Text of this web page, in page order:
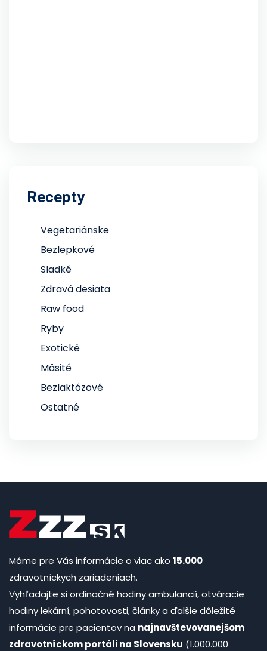
Recepty
Vegetariánske
Bezlepkové
Sladké
Zdravá desiata
Raw food
Ryby
Exotické
Mäsité
Bezlaktózové
Ostatné
Máme pre Vás informácie o viac ako 15.000
zdravotníckych zariadeniach.
Vyhľadajte si ordinačné hodiny ambulancií, otváracie
hodiny lekární, pohotovosti, články a ďalšie dôležité
informácie pre pacientov na najnavštevovanejšom
zdravotníckom portáli na Slovensku (1.000.000